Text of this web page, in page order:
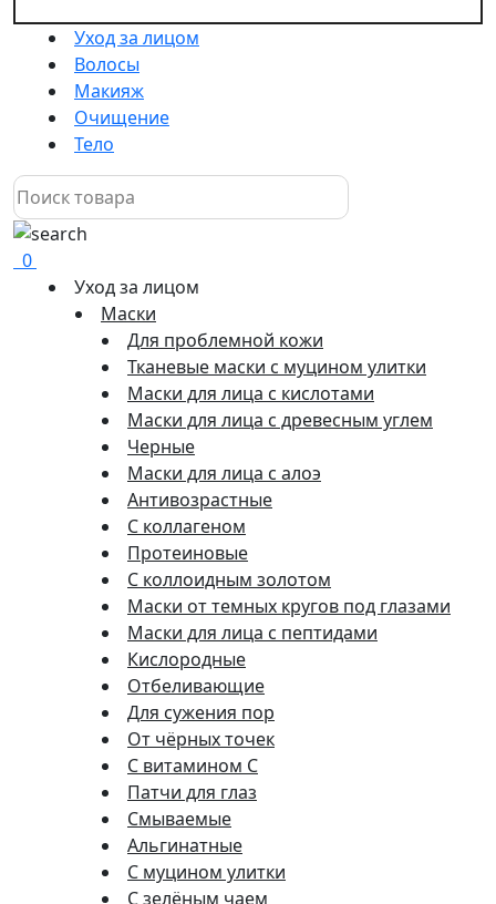
Уход за лицом
Волосы
Макияж
Очищение
Тело
0
Уход за лицом
Маски
Для проблемной кожи
Тканевые маски с муцином улитки
Маски для лица с кислотами
Маски для лица с древесным углем
Черные
Маски для лица с алоэ
Антивозрастные
С коллагеном
Протеиновые
С коллоидным золотом
Маски от темных кругов под глазами
Маски для лица с пептидами
Кислородные
Отбеливающие
Для сужения пор
От чёрных точек
С витамином C
Патчи для глаз
Смываемые
Альгинатные
С муцином улитки
С зелёным чаем